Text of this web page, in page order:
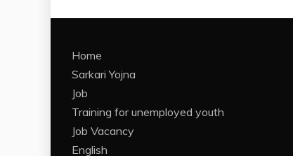
Home
Sarkari Yojna
Job
Training for unemployed youth
Job Vacancy
English